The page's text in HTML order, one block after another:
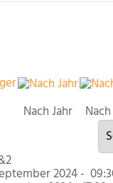
Nach Jahr
2024 -